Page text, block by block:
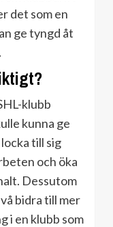
det som en
ge tyngd åt
klubb
kunna ge
till sig
och öka
Dessutom
bidra till mer
i en klubb som